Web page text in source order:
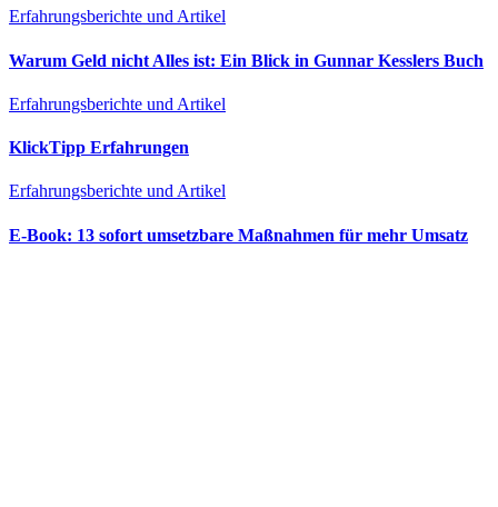
Erfahrungsberichte und Artikel
Warum Geld nicht Alles ist: Ein Blick in Gunnar Kesslers Buch
Erfahrungsberichte und Artikel
KlickTipp Erfahrungen
Erfahrungsberichte und Artikel
E‑Book: 13 sofort umsetzbare Maßnahmen für mehr Umsatz